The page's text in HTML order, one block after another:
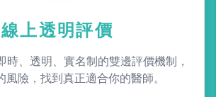
線上透明評價
時、透明、實名制的雙邊評價機制，
風險，找到真正適合你的醫師。